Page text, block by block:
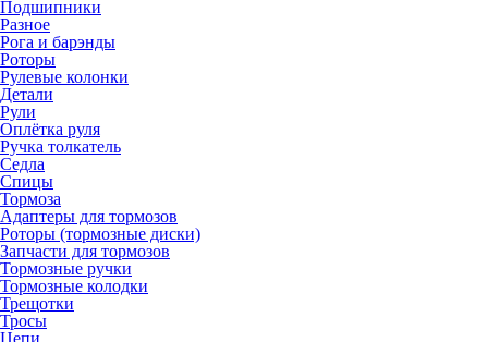
Подшипники
Разное
Рога и барэнды
Роторы
Рулевые колонки
Детали
Рули
Оплётка руля
Ручка толкатель
Седла
Спицы
Тормоза
Адаптеры для тормозов
Роторы (тормозные диски)
Запчасти для тормозов
Тормозные ручки
Тормозные колодки
Трещотки
Тросы
Цепи